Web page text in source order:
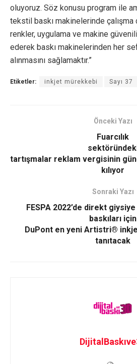
oluyoruz. Söz konusu program ile
tekstil baskı makinelerinde
renkler, uygulama ve makine
ederek baskı makinelerinden her
alınmasını sağlamaktır.”
Etiketler: inkjet mürekkebi Sayı 37
Önceki Yazı
Fuarcılık
tartışmalar reklam vergisinin
kılıyor
Sonraki Yazı
FESPA 2022’de direkt
baskıları için
DuPont en yeni Artistri®
tanıtacak